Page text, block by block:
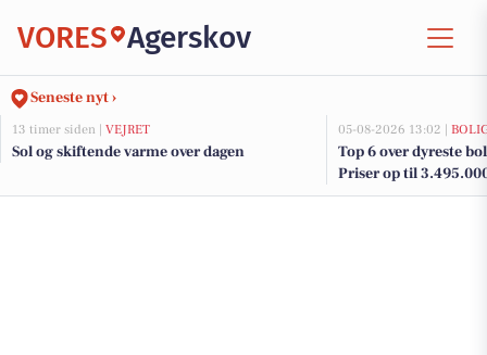
VORES Agerskov
Seneste nyt ›
13 timer siden | VEJRET
Sol og skiftende varme over dagen
05-08-2026 13:02 |
Top 6 over dyreste
Priser op til